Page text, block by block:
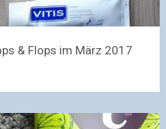
& Flops im März 2017